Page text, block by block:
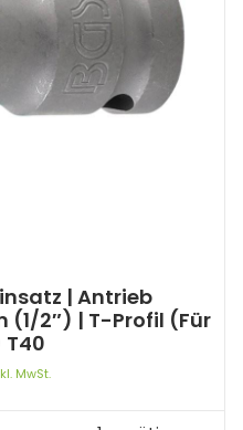
| Antrieb
(1/2″) | T-Profil (für
T40
MwSt.